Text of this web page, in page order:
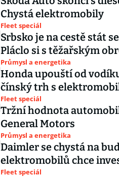
Chystá elektromobily
Fleet speciál
Srbsko je na cestě stát
Pláclo si s těžařským
Průmysl a energetika
Honda upouští od
čínský trh s
Fleet speciál
Tržní hodnota
General Motors
Průmysl a energetika
Daimler se chystá na
elektromobilů chce
Fleet speciál